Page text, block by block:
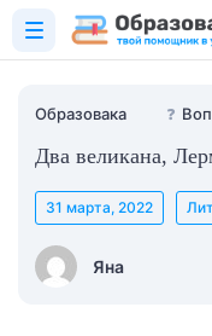
Образовака ❓
Два великана,
Яна
31 марта, 2022